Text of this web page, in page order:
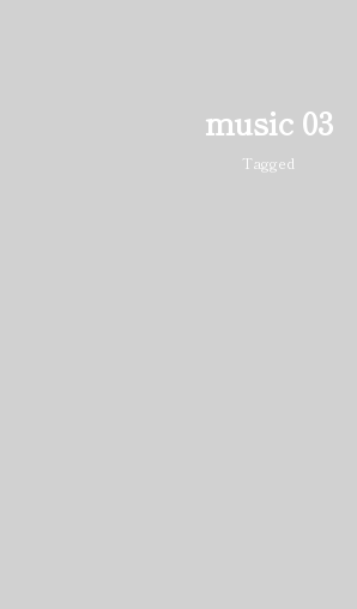
music 03
Tagged